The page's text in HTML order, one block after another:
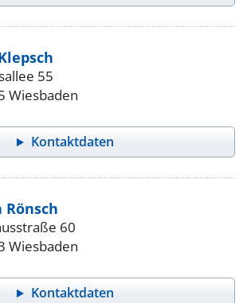
55
Wiesbaden
Kontaktdaten
Rönsch
60
Wiesbaden
Kontaktdaten